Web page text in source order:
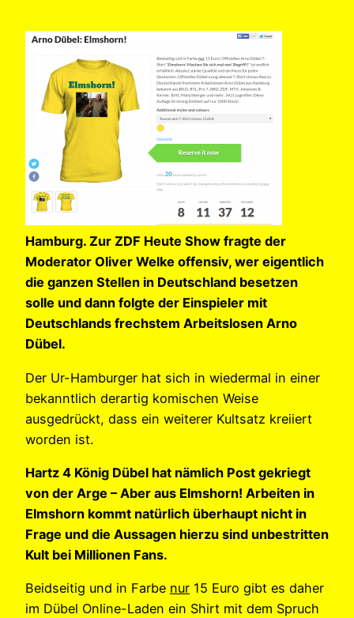
Hamburg. Zur ZDF Heute Show fragte der
Moderator Oliver Welke offensiv, wer eigentlich
die ganzen Stellen in Deutschland besetzen
solle und dann folgte der Einspieler mit
Deutschlands frechstem Arbeitslosen Arno
Dübel.
Der Ur-Hamburger hat sich in wiedermal in einer
bekanntlich derartig komischen Weise
ausgedrückt, dass ein weiterer Kultsatz kreiiert
worden ist.
Hartz 4 König Dübel hat nämlich Post gekriegt
von der Arge – Aber aus Elmshorn! Arbeiten in
Elmshorn kommt natürlich überhaupt nicht in
Frage und die Aussagen hierzu sind unbestritten
Kult bei Millionen Fans.
Beidseitig und in Farbe nur 15 Euro gibt es daher
im Dübel Online-Laden ein Shirt mit dem Spruch